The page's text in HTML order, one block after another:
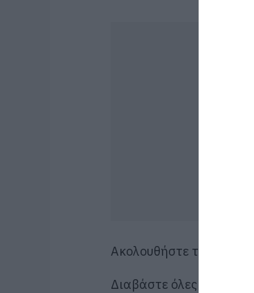
Ακολουθήστε το
Διαβάστε όλες τις